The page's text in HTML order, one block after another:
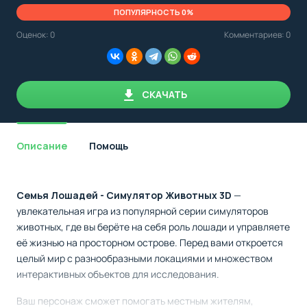
указываем
минимальные
необходимые
ПОПУЛЯРНОСТЬ 0%
Оценок: 0 Комментариев: 0
СКАЧАТЬ
Описание Помощь
Семья Лошадей - Симулятор Животных 3D —
увлекательная игра из популярной серии симуляторов
животных, где вы берёте на себя роль лошади и управляете
её жизнью на просторном острове. Перед вами откроется
целый мир с разнообразными локациями и множеством
интерактивных объектов для исследования.
Ваш персонаж сможет помогать местным жителям,